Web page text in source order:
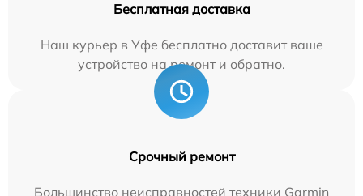
Бесплатная доставка
Наш курьер в Уфе бесплатно доставит ваше
устройство на ремонт и обратно.
Срочный ремонт
Большинство неисправностей техники Garmin